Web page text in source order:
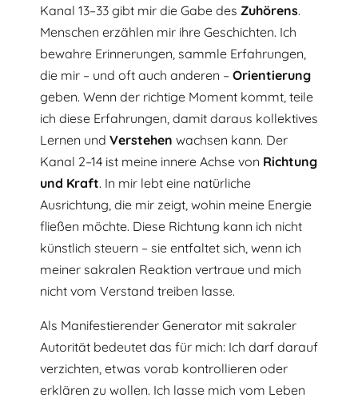
Kanal 13–33 gibt mir die Gabe des Zuhörens.
Menschen erzählen mir ihre Geschichten. Ich
bewahre Erinnerungen, sammle Erfahrungen,
die mir – und oft auch anderen – Orientierung
geben. Wenn der richtige Moment kommt, teile
ich diese Erfahrungen, damit daraus kollektives
Lernen und Verstehen wachsen kann. Der
Kanal 2–14 ist meine innere Achse von Richtung
und Kraft. In mir lebt eine natürliche
Ausrichtung, die mir zeigt, wohin meine Energie
fließen möchte. Diese Richtung kann ich nicht
künstlich steuern – sie entfaltet sich, wenn ich
meiner sakralen Reaktion vertraue und mich
nicht vom Verstand treiben lasse.
Als Manifestierender Generator mit sakraler
Autorität bedeutet das für mich: Ich darf darauf
verzichten, etwas vorab kontrollieren oder
erklären zu wollen. Ich lasse mich vom Leben